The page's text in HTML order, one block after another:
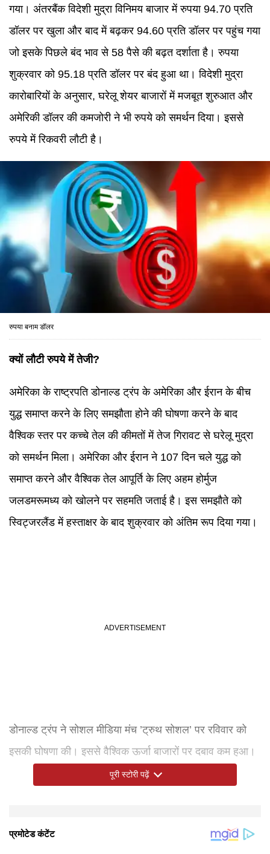
गया। अंतरबैंक विदेशी मुद्रा विनिमय बाजार में रुपया 94.70 प्रति
डॉलर पर खुला और बाद में बढ़कर 94.60 प्रति डॉलर पर पहुंच गया
जो इसके पिछले बंद भाव से 58 पैसे की बढ़त दर्शाता है। रुपया
शुक्रवार को 95.18 प्रति डॉलर पर बंद हुआ था। विदेशी मुद्रा
कारोबारियों के अनुसार, घरेलू शेयर बाजारों में मजबूत शुरुआत और
अमेरिकी डॉलर की कमजोरी ने भी रुपये को समर्थन दिया। इससे
रुपये में रिकवरी लौटी है।
रुपया बनाम डॉलर
क्यों लौटी रुपये में तेजी?
अमेरिका के राष्ट्रपति डोनाल्ड ट्रंप के अमेरिका और ईरान के बीच
युद्ध समाप्त करने के लिए समझौता होने की घोषणा करने के बाद
वैश्विक स्तर पर कच्चे तेल की कीमतों में तेज गिरावट से घरेलू मुद्रा
को समर्थन मिला। अमेरिका और ईरान ने 107 दिन चले युद्ध को
समाप्त करने और वैश्विक तेल आपूर्ति के लिए अहम होर्मुज
जलडमरूमध्य को खोलने पर सहमति जताई है। इस समझौते को
स्विट्जरलैंड में हस्ताक्षर के बाद शुक्रवार को अंतिम रूप दिया गया।
डोनाल्ड ट्रंप ने सोशल मीडिया मंच ’ट्रुथ सोशल’ पर रविवार को
इसकी घोषणा की। इससे वैश्विक ऊर्जा बाजारों पर दबाव कम हुआ।
अधिकारियों के अनुसार, शांति समझौते पर 19 जून को स्विट्जरलैंड
डॉलर इंडेक्स में गिरावट
इस बीच, छह प्रमुख मुद्राओं के मुकाबले अमेरिकी डॉलर की स्थिति
पूरी स्टोरी पढ़ें